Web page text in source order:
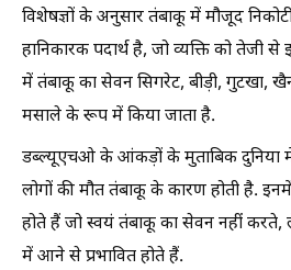
विशेषज्ञों के अनुसार तंबाकू में मौजूद
हानिकारक पदार्थ है, जो व्यक्ति को तेजी
में तंबाकू का सेवन सिगरेट, बीड़ी, गुटखा,
मसाले के रूप में किया जाता है.
डब्ल्यूएचओ के आंकड़ों के मुताबिक दुनिया
लोगों की मौत तंबाकू के कारण होती है.
होते हैं जो स्वयं तंबाकू का सेवन नहीं
में आने से प्रभावित होते हैं.